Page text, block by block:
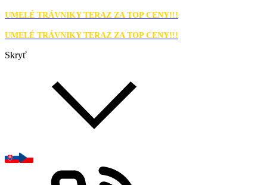
UMELÉ TRÁVNIKY TERAZ ZA TOP CENY!!!
UMELÉ TRÁVNIKY TERAZ ZA TOP CENY!!!
Skryť